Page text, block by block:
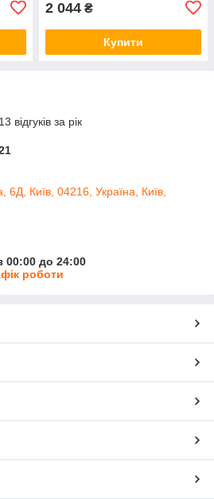
2 044 ₴
Купити
відгуків за рік
6Д, Київ, 04216, Україна, Київ,
00:00 до 24:00
роботи